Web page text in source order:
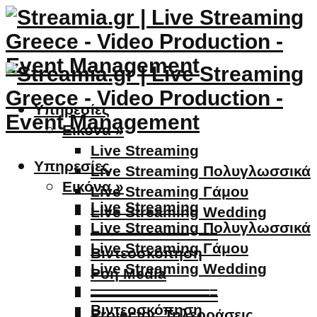
Υπηρεσίες
Εικόνα »
Live Streaming
Live Streaming Πολυγλωσσικά
Live Streaming Γάμου
Live Streaming Wedding
————————–
Βιντεοσκόπηση
Ροή Media
————————–
Υπηρεσίες
Εικόνα »
Live Streaming
Live Streaming Πολυγλωσσικά
Live Streaming Γάμου
Live Streaming Wedding
————————–
Βιντεοσκόπηση